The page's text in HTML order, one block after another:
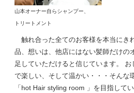
山本オーナー自らシャンプー、
トリートメント
触れ合った全てのお客様を本当にき
品、想いは、他店にはない髪師だけの
足していただけると信じています。
で楽しい、そして温かい・・・そんな
「hot Hair styling room 」を目指してい